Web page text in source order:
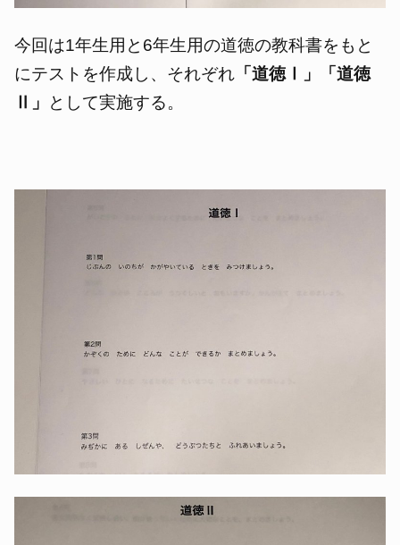
今回は1年生用と6年生用の道徳の教科書をもと
にテストを作成し、それぞれ 「道徳Ⅰ」「道徳
Ⅱ」
として実施する。